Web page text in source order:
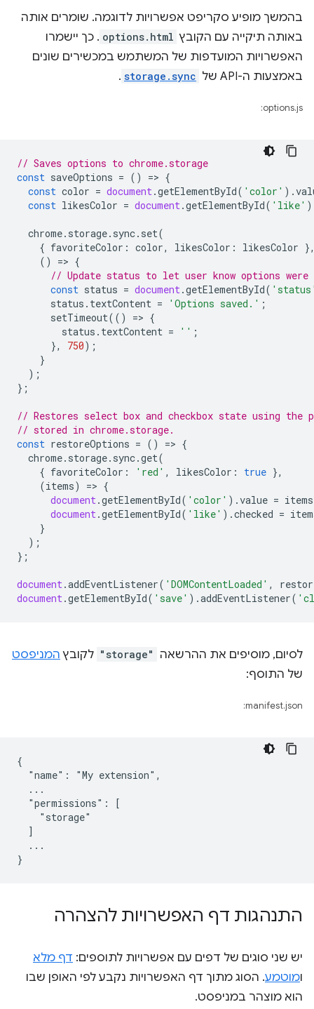
בהמשך מופיע סקריפט אפשרויות לדוגמה. שומרים אותה
באותה תיקייה עם הקובץ options.html . כך יישמרו
האפשרויות המועדפות של המשתמש במכשירים שונים
באמצעות ה-API של
storage.sync
.
options.js:
// Saves options to chrome.storage
const saveOptions = () => {
const color = document.getElementById( 'color' ).
const likesColor = document.getElementById( 'like'
chrome. storage. sync. set(
{ favoriteColor : color, likesColor : likesColor
()
=> {
// Update status to let user know options were
const status = document.getElementById(
status . textContent = 'Options saved.' ;
setTimeout(() => {
status . textContent = '' ;
},
750);
}
);
};
// Restores select box and checkbox state using the
// stored in chrome.storage.
const restoreOptions = () => {
chrome. storage. sync.get(
{ favoriteColor : 'red' , likesColor : true },
(items) => {
document.getElementById( 'color' ).value = items
document.getElementById( 'like' ).checked =
}
);
};
document.addEventListener( 'DOMContentLoaded' ,
document.getElementById( 'save' ).addEventListener(
לסיום, מוסיפים את ההרשאה "storage" לקובץ המניפסט
של התוסף:
manifest.json:
{
  "name": "My extension",
  ...
  "permissions": [
    "storage"
  ]
  ...
התנהגות דף האפשרויות להצהרה
יש שני סוגים של דפים עם אפשרויות לתוספים: דף מלא
ומוטמע. הסוג מתוך דף האפשרויות נקבע לפי האופן שבו
הוא מוצהר במניפסט.